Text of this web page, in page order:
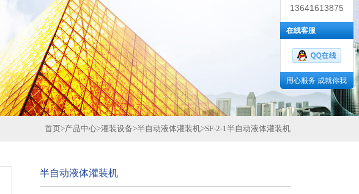
首页>产品中心>灌装设备>半自动液体灌装机>SF-2-1半自动液体灌装机
半自动液体灌装机
13641613875
在线客服
用心服务 成就你我